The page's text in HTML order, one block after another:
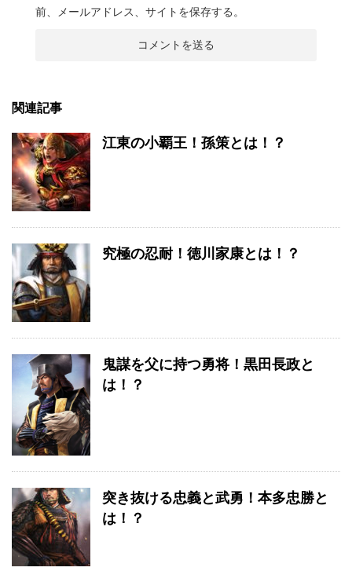
前、メールアドレス、サイトを保存する。
関連記事
江東の小覇王！孫策とは！？
究極の忍耐！徳川家康とは！？
鬼謀を父に持つ勇将！黒田長政と
は！？
突き抜ける忠義と武勇！本多忠勝と
は！？